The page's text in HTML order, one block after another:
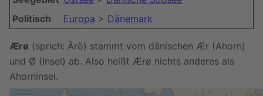
Politisch
Europa > Dänemark
Ærø (sprich: Ärö) stammt vom dänischen Ær (Ahorn)
und Ø (Insel) ab. Also heißt Ærø nichts anderes als
Ahorninsel.